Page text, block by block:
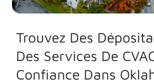
Trouvez Des
Des Services De
Confiance Dans